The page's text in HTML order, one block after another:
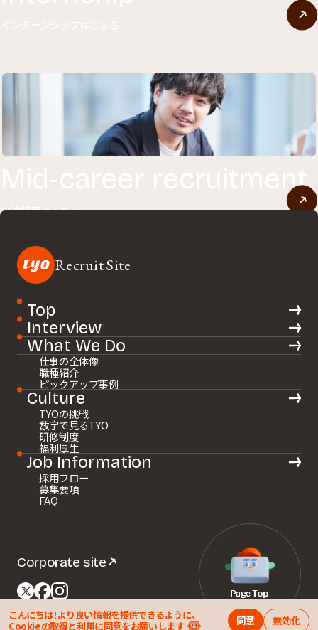
こんにちは！より良い情報を提供できるように、
Cookieの取得と利用に同意をお願いします 同意 無効化
自分らしさ、それが映像をおもしろくする。
Yourcolors
lightupthe
Mid-career recruitment
中途採用はこちら
PageTop
PageTop
Recruit Site
Top
Interview
What We Do
仕事の全体像
職種紹介
ピックアップ事例
Culture
TYOの挑戦
数字で見るTYO
研修制度
福利厚生
Job Information
採用フロー
募集要項
FAQ
All Rights Reserved © TYO Inc.
Corporate site